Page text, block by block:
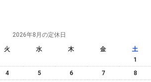
2026年8月の定休日
火 水 木 金
土
1
4 5 6 7
8